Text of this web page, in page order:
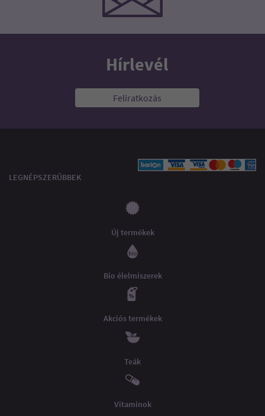
Hírlevél
Feliratkozás
LEGNÉPSZERŰBBEK
Új termékek
Bio élelmiszerek
Akciós termékek
Teák
Vitaminok